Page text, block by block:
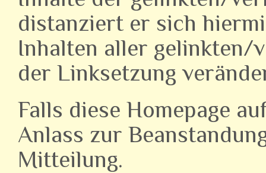
distanziert er sich
Inhalten aller gelinkten/
der Linksetzung
Falls diese Homepage
Anlass zur
Mitteilung.